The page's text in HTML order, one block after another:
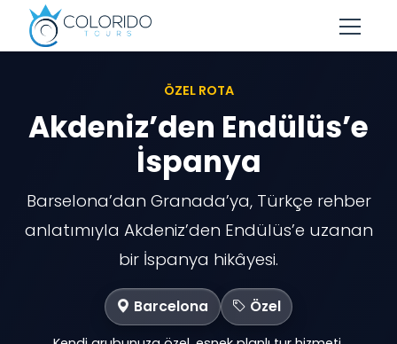
Skip to main content
ÖZEL ROTA
Akdeniz’den Endülüs’e
İspanya
Barselona’dan Granada’ya, Türkçe rehber
anlatımıyla Akdeniz’den Endülüs’e uzanan
bir İspanya hikâyesi.
Barcelona Özel